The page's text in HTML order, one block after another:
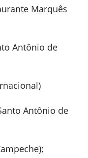
Marquês
Antônio de
Antônio de